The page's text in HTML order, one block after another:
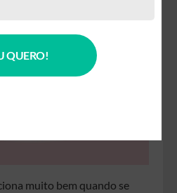
muito bem quando se
QUERO!